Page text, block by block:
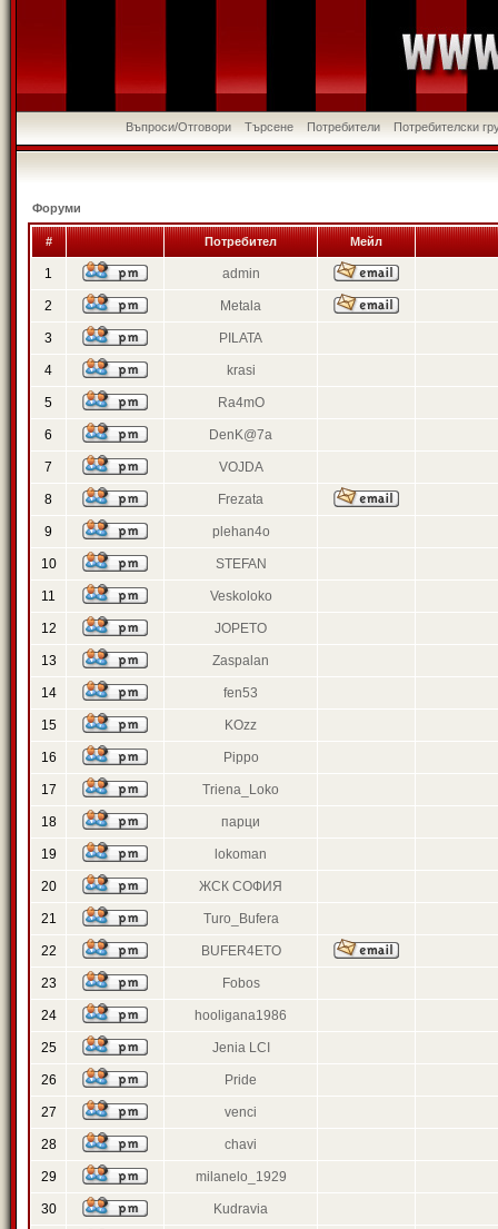
Въпроси/Отговори Търсене Потребители Потребителски
Форуми
# Потребител Мейл
1 admin
2 Metala
3 PILATA
4 krasi
5 Ra4mO
6 DenK@7a
7 VOJDA
8 Frezata
9 plehan4o
10 STEFAN
11 Veskoloko
12 JOPETO
13 Zaspalan
14 fen53
15 KOzz
16 Pippo
17 Triena_Loko
18 парци
19 lokoman
20 ЖСК СОФИЯ
21 Turo_Bufera
22 BUFER4ETO
23 Fobos
24 hooligana1986
25 Jenia LCI
26 Pride
27 venci
28 chavi
29 milanelo_1929
30 Kudravia